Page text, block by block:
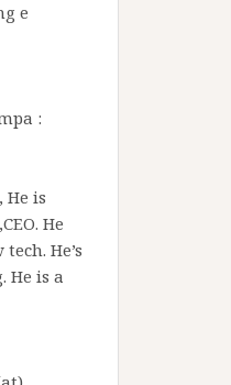
e
:
He is
,CEO. He
He’s
He is a